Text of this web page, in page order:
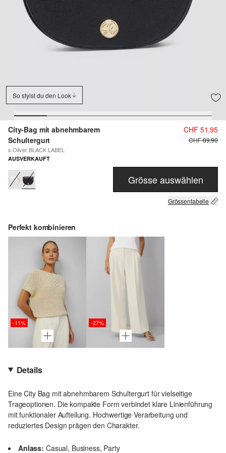
So stylst du den Look
City-Bag mit abnehmbarem
Schultergurt
s.Oliver BLACK LABEL
CHF 51.95
CHF 89.90
AUSVERKAUFT
Grösse auswählen
Grössentabelle
Perfekt kombinieren
-11% -27%
Details
Eine City Bag mit abnehmbarem Schultergurt für vielseitige
Trageoptionen. Die kompakte Form verbindet klare Linienführung
mit funktionaler Aufteilung. Hochwertige Verarbeitung und
reduziertes Design prägen den Charakter.
Anlass: Casual, Business, Party